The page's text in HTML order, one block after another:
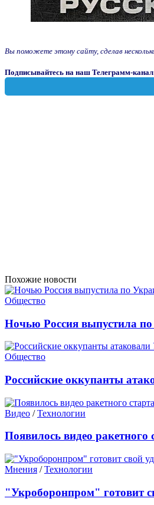
Вы поможете этому сайту, сделав
Подписывайтесь на наш Телеграмм-канал
Похожие новости
Общество
Ночью Россия выпустила
Общество
Российские оккупанты
Видео /Технологии
Появилось видео
Мнения /Технологии
"Укроборонпром" готовит